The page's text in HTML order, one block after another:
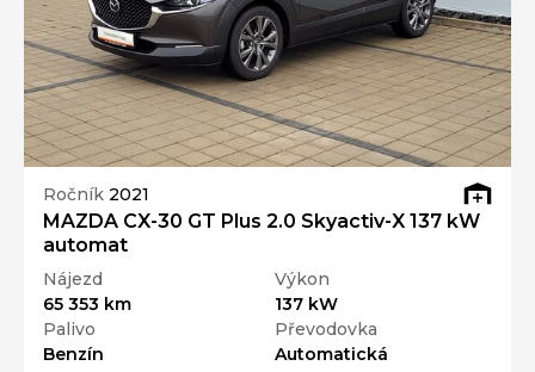
Ročník 2021
MAZDA CX-30 GT Plus 2.0 Skyactiv-X 137 kW
automat
Nájezd
65 353 km
Výkon
137 kW
Palivo
Benzín
Převodovka
Automatická